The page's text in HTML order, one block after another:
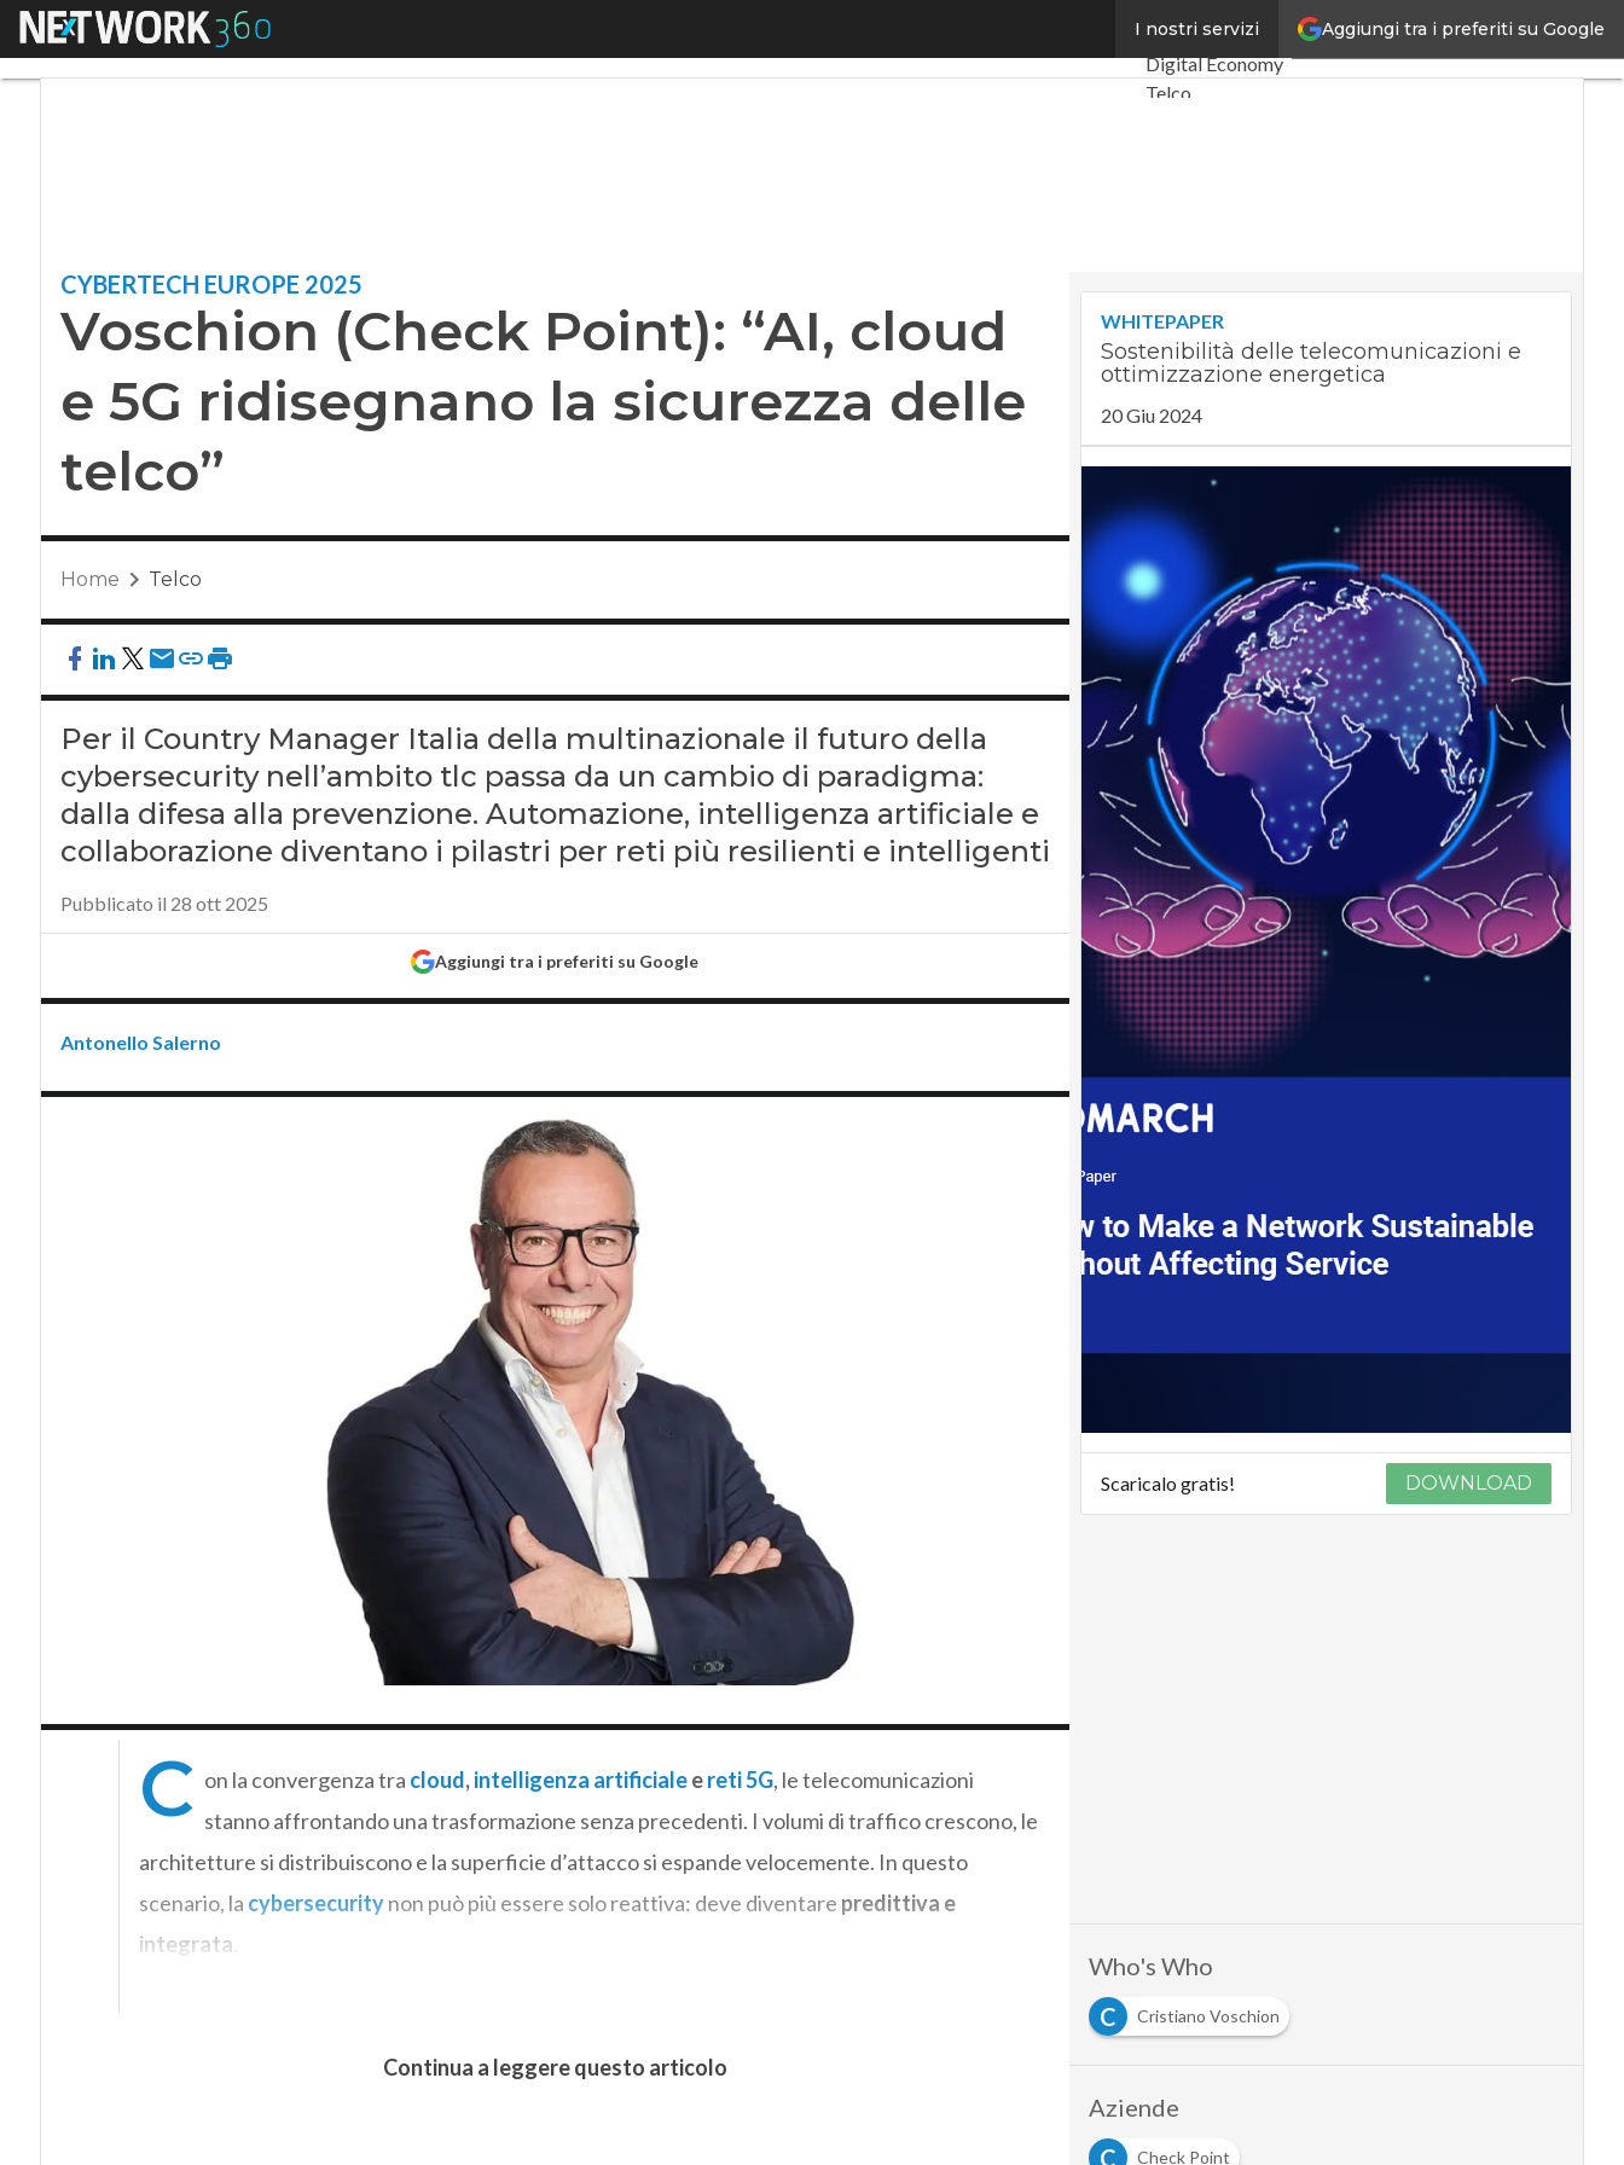
Aggiungi tra i preferiti su Google
I nostri servizi
Menu Voschion (Check Point): “AI, cloud e 5G ridisegnano la sicurezza delle telco” Ultimi articoli
Digital Economy
Telco
Videointerviste
Le Guide di
CorCom
PodcastPrivacy
CYBERTECH EUROPE 2025
Voschion (Check Point): “AI, cloud
e 5G ridisegnano la sicurezza delle
telco”
Home Telco
Per il Country Manager Italia della multinazionale il futuro della
cybersecurity nell’ambito tlc passa da un cambio di paradigma:
dalla difesa alla prevenzione. Automazione, intelligenza artificiale e
collaborazione diventano i pilastri per reti più resilienti e intelligenti
Pubblicato il 28 ott 2025
Aggiungi tra i preferiti su Google
Antonello Salerno
C on la convergenza tra cloud,intelligenza artificialeereti 5G, le telecomunicazioni
stanno affrontando una trasformazione senza precedenti. I volumi di traffico crescono, le
architetture si distribuiscono e la superficie d’attacco si espande velocemente. In questo
scenario, la cybersecuritynon può più essere solo reattiva: deve diventare predittiva e
integrata.
Continua a leggere questo articolo
WHITEPAPER
Sostenibilità delle telecomunicazioni e
ottimizzazione energetica
20 Giu 2024
Scaricalo gratis! DOWNLOAD
Who's Who
C
Cristiano Voschion
Aziende
C
Check Point